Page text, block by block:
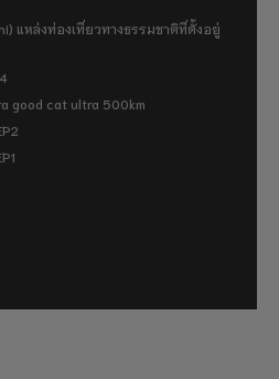
แหล่งท่องเที่ยวทางธรรมชาติที่ตั้งอยู่
good cat ultra 500km